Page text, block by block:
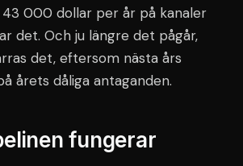
000 dollar per år på kanaler
det. Och ju längre det pågår,
det, eftersom nästa års
årets dåliga antaganden.
fungerar